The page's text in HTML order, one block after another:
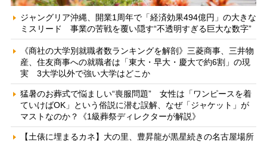
ジャングリア沖縄、開業1周年で「経済効果494億円」の大きな
ミスリード 事業の苦戦を覆い隠す“不透明すぎる巨大な数字”
《商社の大学別就職者数ランキングを解剖》三菱商事、三井物
産、住友商事への就職者は「東大・早大・慶大で約6割」の現
実 3大学以外で強い大学はどこか
猛暑のお葬式で悩ましい“喪服問題” 女性は「ワンピースを着
ていけばOK」という俗説に潜む誤解、なぜ「ジャケット」が
マストなのか？《1級葬祭ディレクターが解説》
【土俵に埋まるカネ】大の里、豊昇龍が黒星続きの名古屋場所